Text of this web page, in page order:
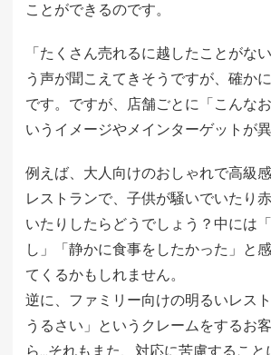
ことができるのです。
「たくさん売れるに越したことがな
う声が聞こえてきそうですが、確か
です。ですが、店舗ごとに「こんな
いうイメージやメインターゲットが異
例えば、大人向けのおしゃれで高級
レストランで、子供が騒いでいたり
いたりしたらどうでしょう？中には
し」「静かに食事をしたかった」と
てくるかもしれません。
逆に、ファミリー向けの明るいレス
うるさい」というクレームをするお
ら…それもまた、対応に苦慮すること